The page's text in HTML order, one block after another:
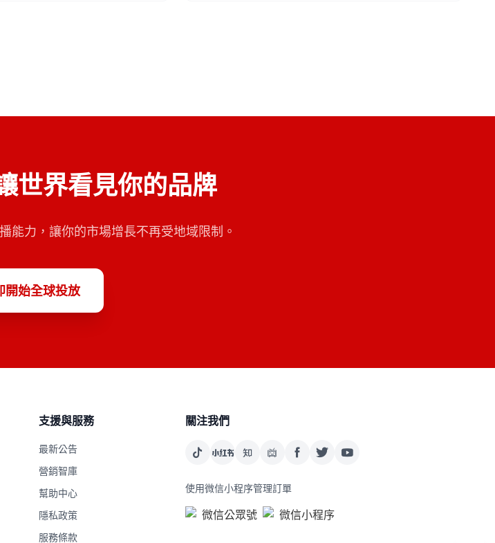
世界看見你的品牌
能力，讓你的市場增長不再受地域限制。
開始全球投放
支援與服務
最新公告
營銷智庫
幫助中心
隱私政策
服務條款
關注我們
使用微信小程序管理訂單